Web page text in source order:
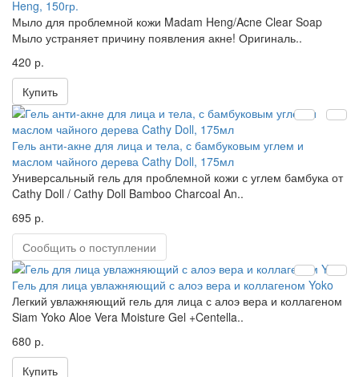
Heng, 150гр.
Мыло для проблемной кожи Madam Heng/Acne Clear Soap
Мыло устраняет причину появления акне! Оригиналь..
420 р.
Купить
Гель анти-акне для лица и тела, с бамбуковым углем и
маслом чайного дерева Cathy Doll, 175мл
Универсальный гель для проблемной кожи с углем бамбука от
Cathy Doll / Cathy Doll Bamboo Charcoal An..
695 р.
Сообщить о поступлении
Гель для лица увлажняющий с алоэ вера и коллагеном Yoko
Легкий увлажняющий гель для лица с алоэ вера и коллагеном
Siam Yoko Aloe Vera Moisture Gel +Centella..
680 р.
Купить